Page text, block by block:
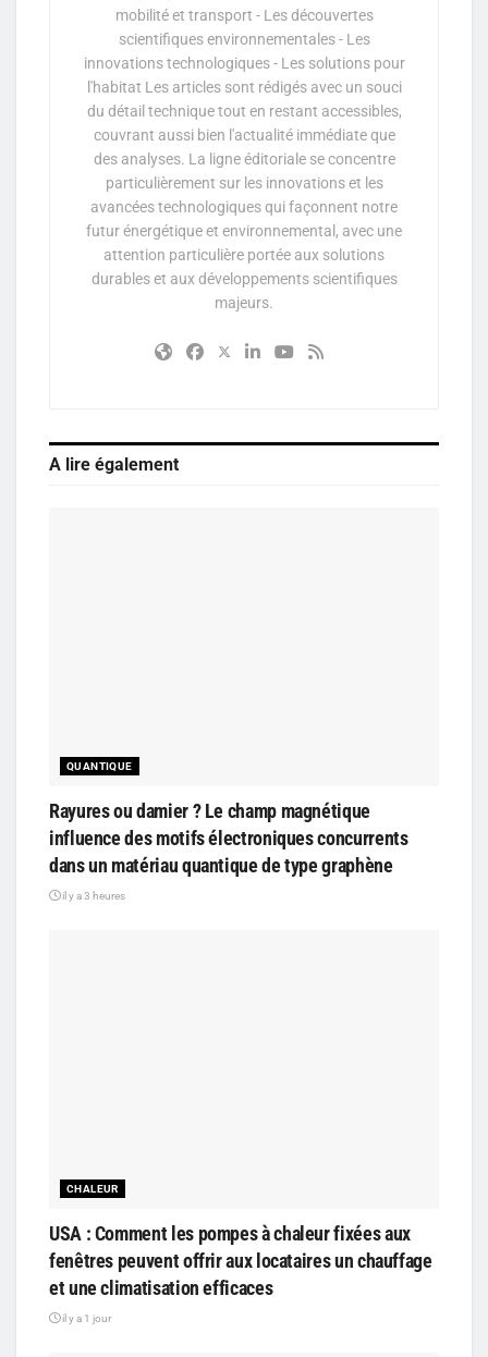
mobilité et transport - Les découvertes
scientifiques environnementales - Les
innovations technologiques - Les solutions pour
l'habitat Les articles sont rédigés avec un souci
du détail technique tout en restant accessibles,
couvrant aussi bien l'actualité immédiate que
des analyses. La ligne éditoriale se concentre
particulièrement sur les innovations et les
avancées technologiques qui façonnent notre
futur énergétique et environnemental, avec une
attention particulière portée aux solutions
durables et aux développements scientifiques
majeurs.
A lire également
QUANTIQUE
Rayures ou damier ? Le champ magnétique
influence des motifs électroniques concurrents
dans un matériau quantique de type graphène
il y a 3 heures
CHALEUR
USA : Comment les pompes à chaleur fixées aux
fenêtres peuvent offrir aux locataires un chauffage
et une climatisation efficaces
il y a 1 jour